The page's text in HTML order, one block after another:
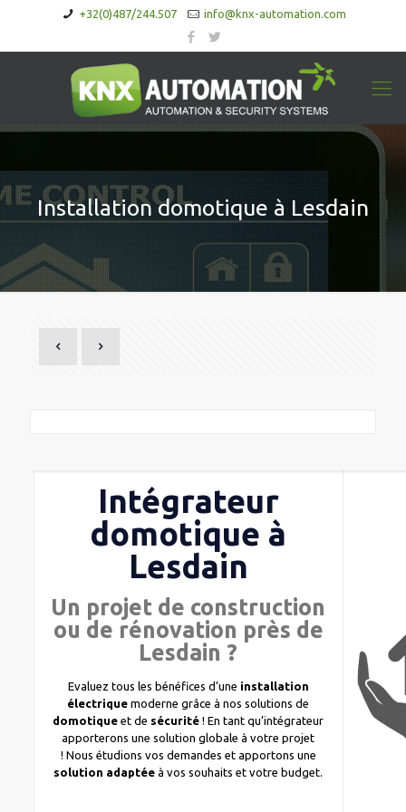
+32(0)487/244.507 info@knx-automation.com
Installation domotique à Lesdain
Intégrateur
domotique à
Lesdain
Un projet de construction
ou de rénovation près de
Lesdain ?
Evaluez tous les bénéfices d’une installation
électrique moderne grâce à nos solutions de
domotique et de sécurité ! En tant qu’intégrateur
apporterons une solution globale à votre projet
! Nous étudions vos demandes et apportons une
solution adaptéeà vos souhaits et votre budget.